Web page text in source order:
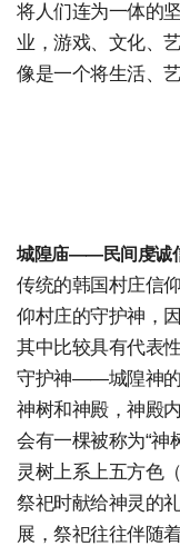
将人们连为一体的
业，游戏、文化、
像是一个将生活、
城隍庙——民间虔诚
传统的韩国村庄信
仰村庄的守护神，
其中比较具有代表
守护神——城隍神的
神树和神殿，神殿
会有一棵被称为“神
灵树上系上五方色
祭祀时献给神灵的
展，祭祀往往伴随